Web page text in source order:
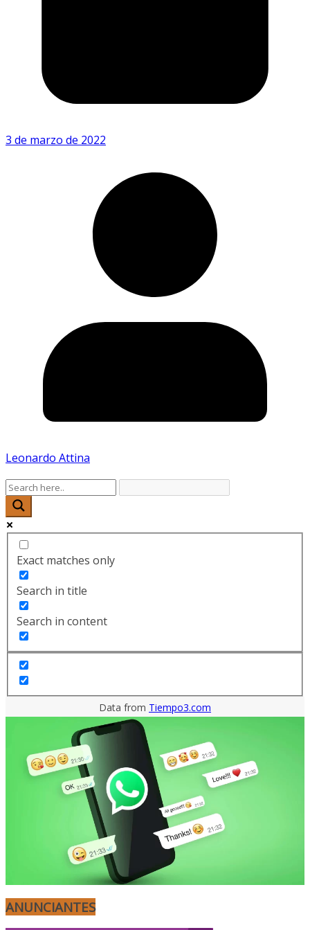
3 de marzo de 2022
Leonardo Attina
Exact matches only
Search in title
Search in content
Data from Tiempo3.com
ANUNCIANTES